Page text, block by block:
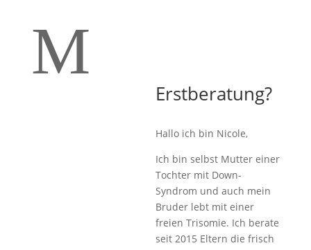
M
Erstberatung?
Hallo ich bin Nicole,
Ich bin selbst Mutter einer
Tochter mit Down-
Syndrom und auch mein
Bruder lebt mit einer
freien Trisomie. Ich berate
seit 2015 Eltern die frisch